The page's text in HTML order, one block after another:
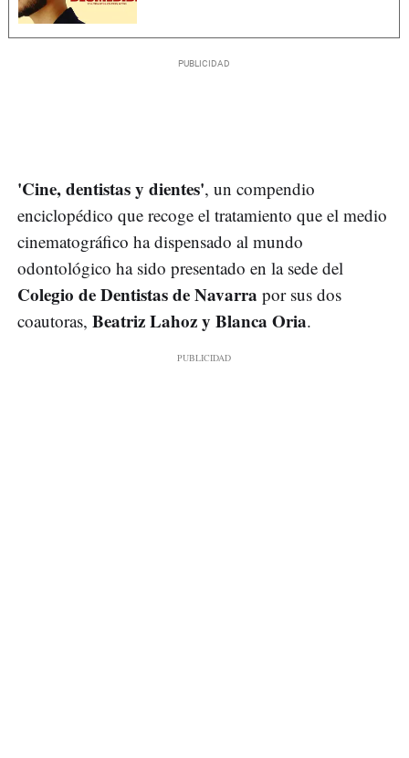
'Cine, dentistas y dientes', un compendio
enciclopédico que recoge el tratamiento que el medio
cinematográfico ha dispensado al mundo
odontológico ha sido presentado en la sede del
Colegio de Dentistas de Navarra por sus dos
coautoras, Beatriz Lahoz y Blanca Oria.